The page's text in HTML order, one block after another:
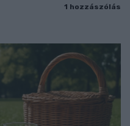
1 hozzászólás